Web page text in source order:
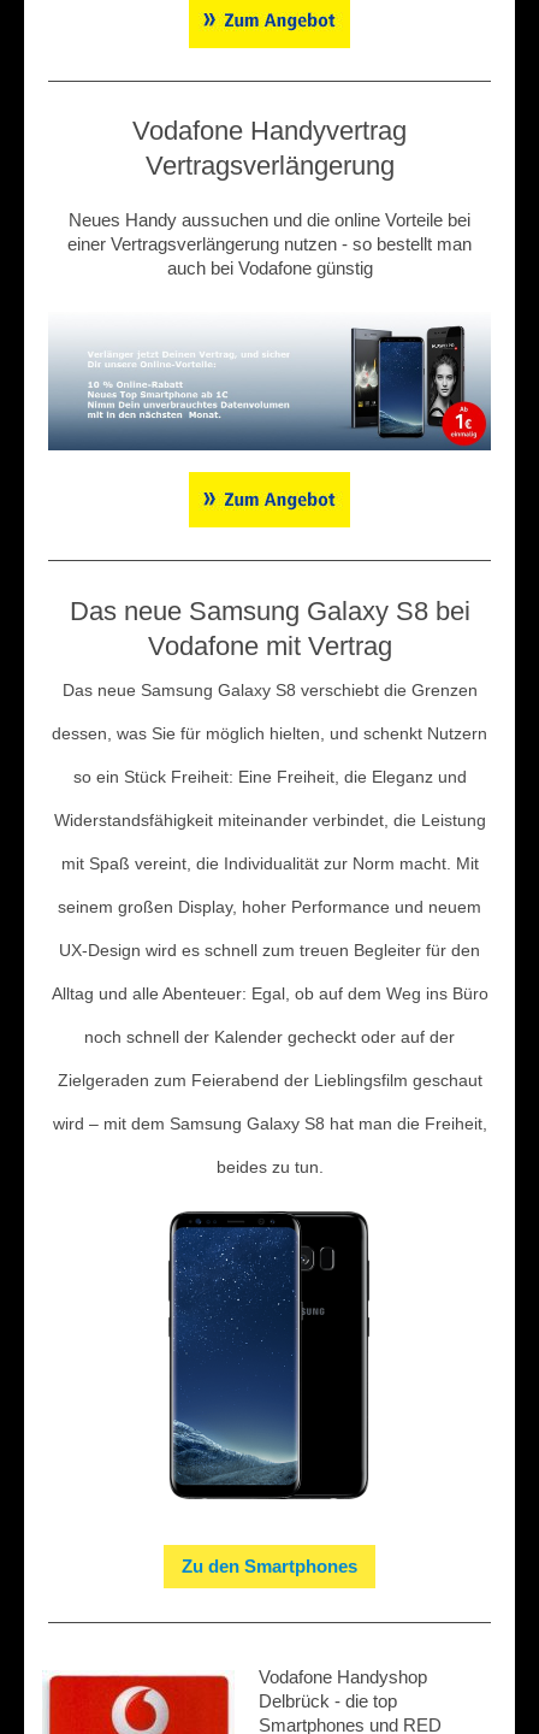
Vodafone Handyvertrag
Vertragsverlängerung
Neues Handy aussuchen und die online Vorteile bei
einer Vertragsverlängerung nutzen - so bestellt man
auch bei Vodafone günstig
Das neue Samsung Galaxy S8 bei
Vodafone mit Vertrag
Das neue Samsung Galaxy S8 verschiebt die Grenzen
dessen, was Sie für möglich hielten, und schenkt Nutzern
so ein Stück Freiheit: Eine Freiheit, die Eleganz und
Widerstandsfähigkeit miteinander verbindet, die Leistung
mit Spaß vereint, die Individualität zur Norm macht. Mit
seinem großen Display, hoher Performance und neuem
UX-Design wird es schnell zum treuen Begleiter für den
Alltag und alle Abenteuer: Egal, ob auf dem Weg ins Büro
noch schnell der Kalender gecheckt oder auf der
Zielgeraden zum Feierabend der Lieblingsfilm geschaut
wird – mit dem Samsung Galaxy S8 hat man die Freiheit,
beides zu tun.
Zu den Smartphones
Vodafone Handyshop
Delbrück - die top
Smartphones und RED